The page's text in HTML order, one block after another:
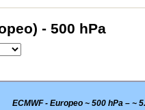
- 500 hPa
ECMWF - Europeo ~ 500 hPa – ~